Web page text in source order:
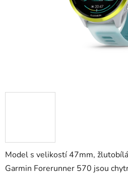
Model s velikostí 47mm,
Garmin Forerunner 570 jsou